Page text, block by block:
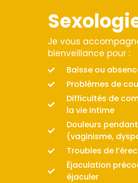
Je vous
bienveillance pour :
Baisse ou
Problèmes de
Difficultés de
la vie intime
Douleurs
(vaginisme,
Troubles de
Éjaculation
éjaculer